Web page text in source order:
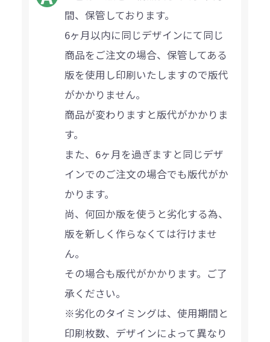
間、保管しております。
6ヶ月以内に同じデザインにて同じ
商品をご注文の場合、保管してある
版を使用し印刷いたしますので版代
がかかりません。
商品が変わりますと版代がかかりま
す。
また、6ヶ月を過ぎますと同じデザ
インでのご注文の場合でも版代がか
かります。
尚、何回か版を使うと劣化する為、
版を新しく作らなくては行けませ
ん。
その場合も版代がかかります。ご了
承ください。
※劣化のタイミングは、使用期間と
印刷枚数、デザインによって異なり